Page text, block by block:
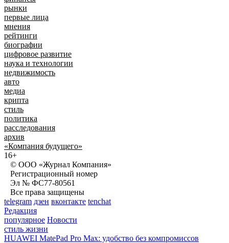
рынки
первые лица
мнения
рейтинги
биографии
цифровое развитие
наука и технологии
недвижимость
авто
медиа
крипта
стиль
политика
расследования
архив
«Компания будущего»
16+
© ООО «Журнал Компания»
Регистрационный номер
Эл № ФС77-80561
Все права защищены
telegram дзен вконтакте tenchat
Редакция
популярное Новости
стиль жизни
HUAWEI MatePad Pro Max: удобство без компромиссов